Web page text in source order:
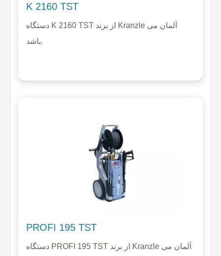
K 2160 TST
دستگاه K 2160 TST از برند Kranzle آلمان می
باشد.
PROFI 195 TST
دستگاه PROFI 195 TST از برند Kranzle آلمان می